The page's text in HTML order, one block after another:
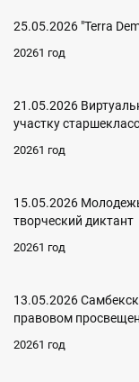
25.05.2026 "Terra
20261 год
21.05.2026
участку
20261 год
15.05.2026
творческий диктант
20261 год
13.05.2026
правовом
20261 год